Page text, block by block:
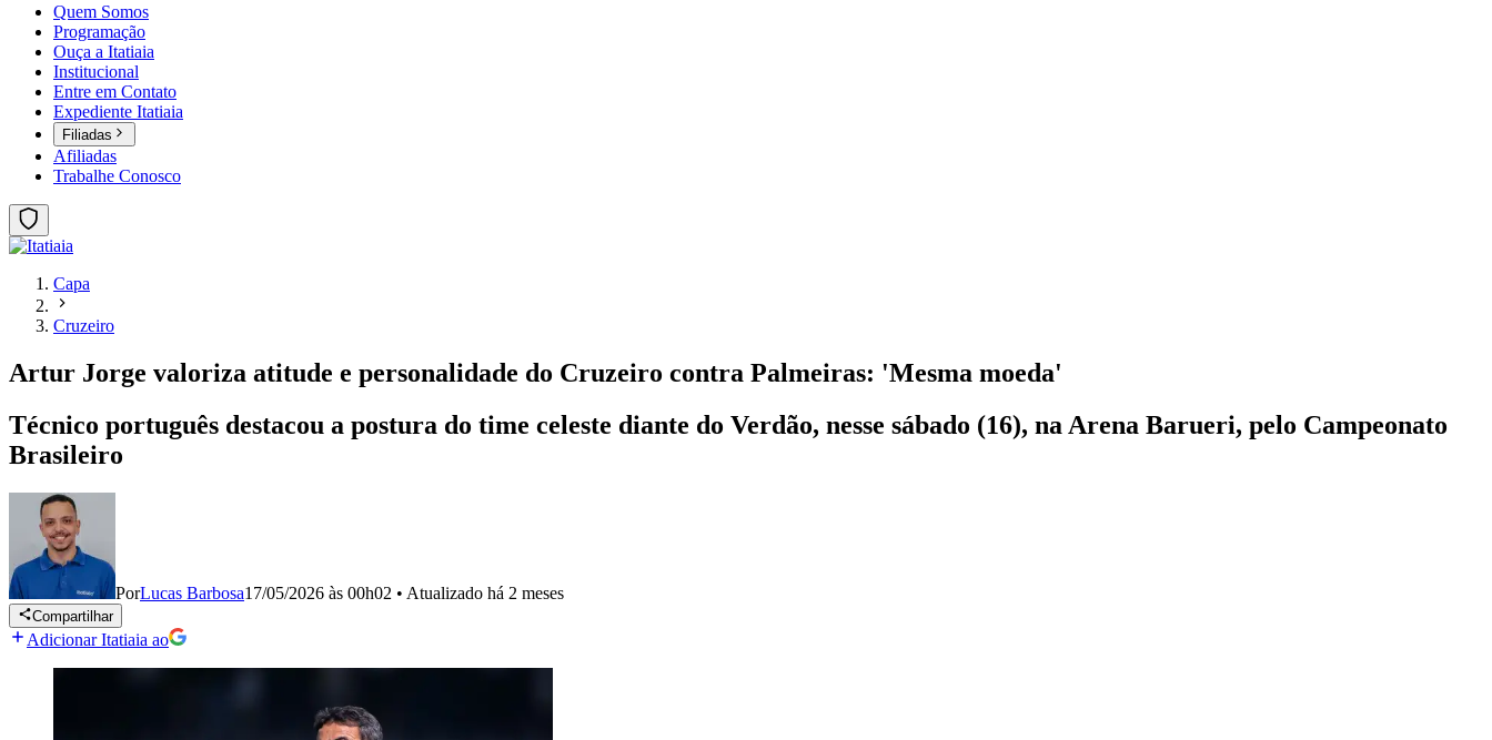
Quem Somos
Programação
Ouça a Itatiaia
Institucional
Entre em Contato
Expediente Itatiaia
Filiadas
Afiliadas
Trabalhe Conosco
Capa
Cruzeiro
Artur Jorge valoriza atitude e personalidade do Cruzeiro contra Palmeiras: 'Mesma moeda'
Técnico português destacou a postura do time celeste diante do Verdão, nesse sábado (16), na Arena Barueri, pelo Campeonato
Brasileiro
PorLucas Barbosa17/05/2026 às 00h02 • Atualizado há 2 meses
Compartilhar
Adicionar Itatiaia ao